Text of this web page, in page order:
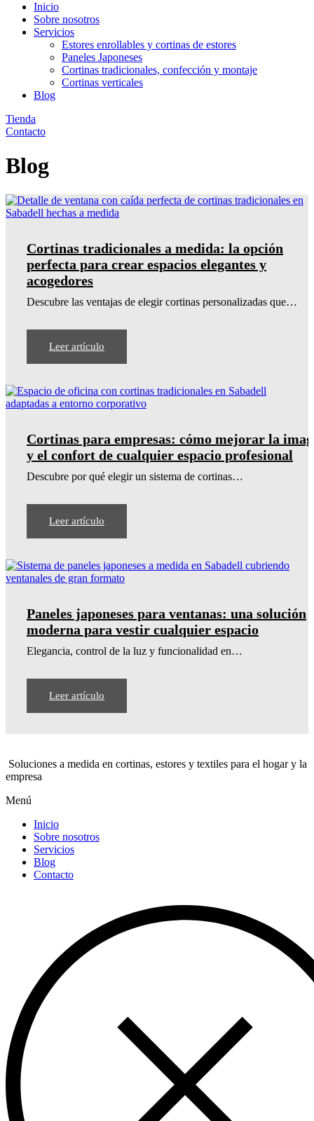
Inicio
Sobre nosotros
Servicios
Estores enrollables y cortinas de estores
Paneles Japoneses
Cortinas tradicionales, confección y montaje
Cortinas verticales
Blog
Tienda
Contacto
Blog
Cortinas tradicionales a medida: la opción
perfecta para crear espacios elegantes y
acogedores
Descubre las ventajas de elegir cortinas personalizadas que…
Leer artículo
Cortinas para empresas: cómo mejorar la
y el confort de cualquier espacio profesional
Descubre por qué elegir un sistema de cortinas…
Leer artículo
Paneles japoneses para ventanas: una solución
moderna para vestir cualquier espacio
Elegancia, control de la luz y funcionalidad en…
Leer artículo
Soluciones a medida en cortinas, estores y textiles para el hogar y la
empresa
Menú
Inicio
Sobre nosotros
Servicios
Blog
Contacto